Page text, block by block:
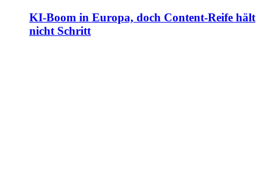
KI-Boom in Europa, doch Content-Reife hält
nicht Schritt